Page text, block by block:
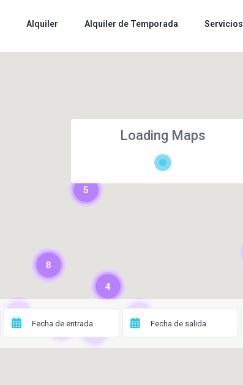
Alquiler Alquiler de Temporada Servicios
7
5
8
4
3
Loading Maps